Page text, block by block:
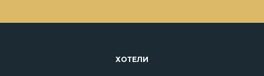
ХОТЕЛИ